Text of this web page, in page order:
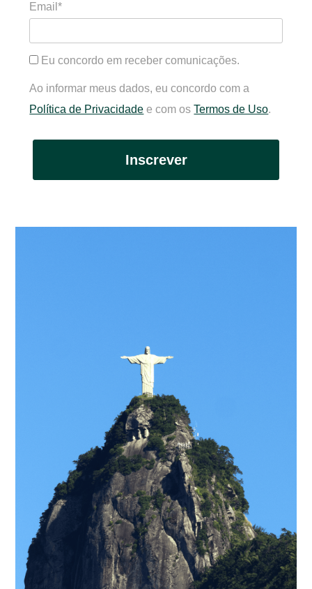
Email*
Eu concordo em receber comunicações.
Ao informar meus dados, eu concordo com a
Política de Privacidade e com osTermos de Uso.
Inscrever